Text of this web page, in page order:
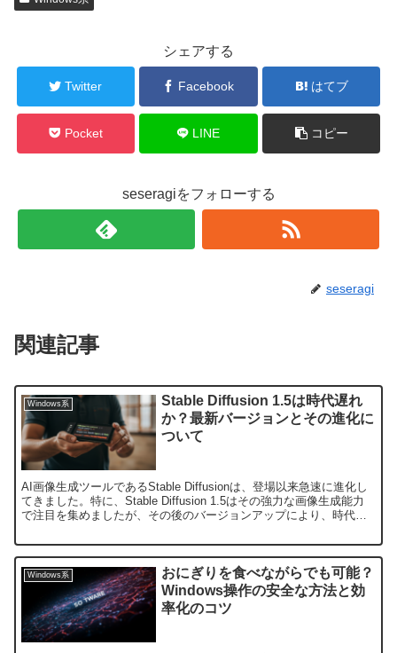
シェアする
Twitter Facebook はてブ
Pocket LINE コピー
seseragiをフォローする
seseragi
関連記事
Windows系
Stable Diffusion 1.5は時代遅れ
か？最新バージョンとその進化に
ついて
AI画像生成ツールであるStable Diffusionは、登場以来急速に進化し
てきました。特に、Stable Diffusion 1.5はその強力な画像生成能力
で注目を集めましたが、その後のバージョンアップにより、時代遅
Windows系
おにぎりを食べながらでも可能？
Windows操作の安全な方法と効
率化のコツ